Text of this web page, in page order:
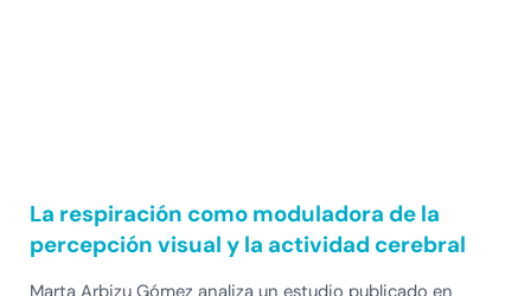
La respiración como moduladora de la
percepción visual y la actividad cerebral